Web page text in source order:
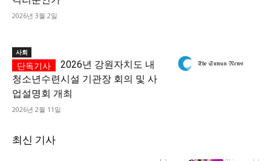
2026년 3월 2일
사회
2026년 강원자치도 내
청소년수련시설 기관장 회의 및 사
업설명회 개최
2026년 2월 11일
최신 기사